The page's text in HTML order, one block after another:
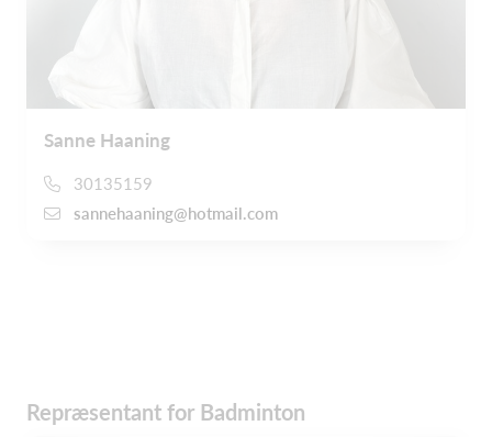
Sanne Haaning
30135159
sannehaaning@hotmail.com
Repræsentant for Badminton